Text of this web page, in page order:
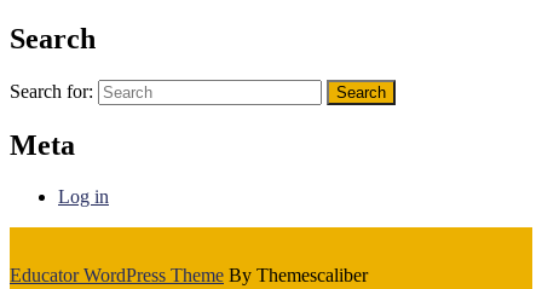
Search
Search for:
Meta
Log in
Educator WordPress Theme By Themescaliber